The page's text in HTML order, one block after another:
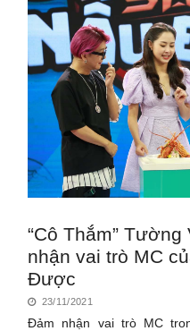
“Cô Thắm”
nhận vai trò MC
Được
23/11/2021
Đảm nhận vai trò MC